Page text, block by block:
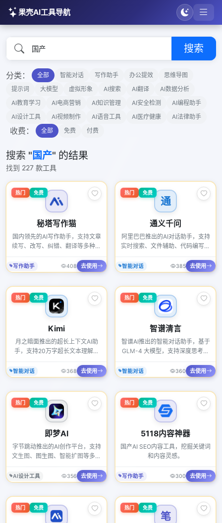
果壳AI工具导航
搜索
分类： 全部 智能对话 写作助手 办公提效
思维导图
提示词
大模型 虚拟形象 AI搜索 AI翻译
AI数据分析
AI教育学习
AI电商营销 AI知识管理 AI安全检测
AI编程助手
AI设计工具
AI视频制作 AI语音工具 AI医疗健康 AI法律助手
收费： 全部 免费 付费
搜索 " 国产" 的结果
找到 227 款工具
热门 免费
秘塔写作猫
国内领先的AI写作助手，支持文章
续写、改写、纠错、翻译等多种功
写作助手 408 去使用
通
热门 免费
通义千问
阿里巴巴推出的AI对话助手，支持
实时搜索、文件辅助、代码编写等
智能对话 385 去使用
热门 免费
Kimi
月之暗面推出的超长上下文AI助
手，支持20万字超长文本理解和
智能对话 368 去使用
热门 免费
智谱清言
智谱AI推出的智能对话助手，基于
GLM-4 大模型，支持深度思考和
智能对话 360 去使用
热门 免费
即梦AI
字节跳动推出的AI创作平台，支持
文生图、图生图、智能扩图等多种
AI设计工具 356 去使用
热门 免费
5118内容神器
国产AI SEO内容工具，挖掘关键词
和内容灵感。
写作助手 300 去使用
热门 免费
笔
热门 免费